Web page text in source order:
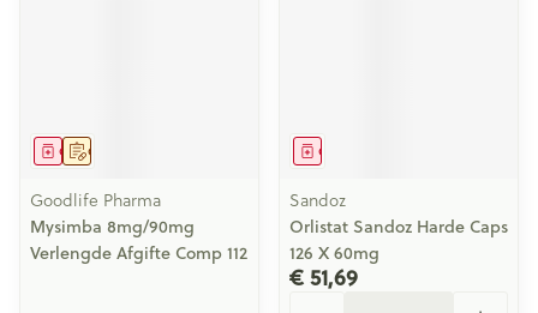
Op voorschrift
Geneesmiddel
Goodlife Pharma
Mysimba 8mg/90mg
Verlengde Afgifte Comp 112
Geneesmiddel
Sandoz
Orlistat Sandoz Harde Caps
126 X 60mg
€ 51,69